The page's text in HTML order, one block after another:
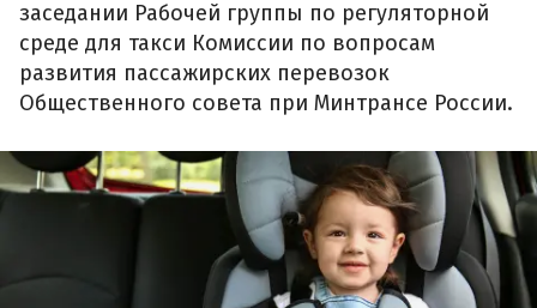
заседании Рабочей группы по регуляторной
среде для такси Комиссии по вопросам
развития пассажирских перевозок
Общественного совета при Минтрансе России.